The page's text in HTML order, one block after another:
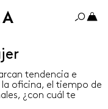
tendencia e
oficina, el tiempo de
¿con cuál te